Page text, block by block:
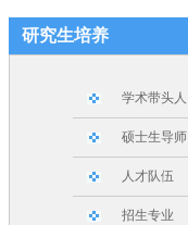
研究生培养
学术带头人
硕士生导师
人才队伍
招生专业